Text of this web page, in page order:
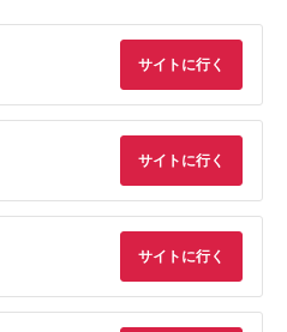
サイトに行く
サイトに行く
サイトに行く